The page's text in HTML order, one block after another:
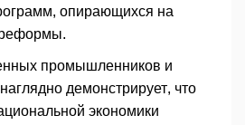
опирающихся на
промышленников и
демонстрирует, что
экономики